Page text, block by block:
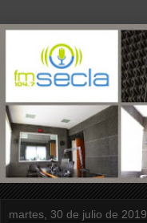
martes, 30 de julio de 2019